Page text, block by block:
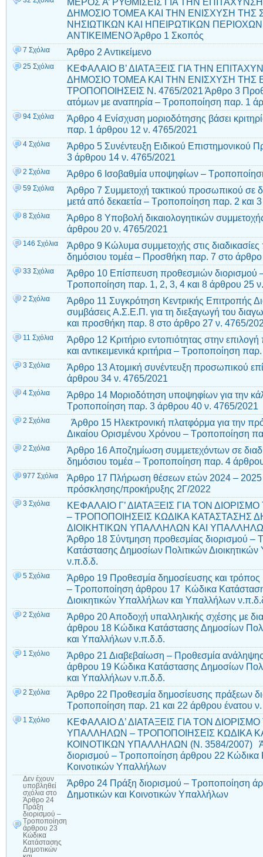
ΔΗΜΟΣΙΟ ΤΟΜΕΑ ΚΑΙ ΤΗΝ ΕΝΙΣΧΥΣΗ ΤΗΣ
ΝΗΣΙΩΤΙΚΩΝ ΚΑΙ ΗΠΕΙΡΩΤΙΚΩΝ
ΑΝΤΙΚΕIΜΕΝΟ Άρθρο 1 Σκοπός
7 Σχόλια Άρθρο 2 Αντικείμενο
25 Σχόλια
ΚΕΦΑΛΑΙΟ Β’ ΔΙΑΤΑΞΕΙΣ ΓΙΑ ΤΗΝ
ΔΗΜΟΣΙΟ ΤΟΜΕΑ ΚΑΙ ΤΗΝ ΕΝΙΣΧΥΣΗ ΤΗΣ
ΤΡΟΠΟΠΟΙΗΣΕΙΣ Ν. 4765/2021 Άρθρο 3
ατόμων με αναπηρία – Τροποποίηση παρ. 1
94 Σχόλια
Άρθρο 4 Ενίσχυση μοριοδότησης βάσει
παρ. 1 άρθρου 12 ν. 4765/2021
4 Σχόλια
Άρθρο 5 Συνέντευξη Ειδικού
3 άρθρου 14 ν. 4765/2021
2 Σχόλια Άρθρο 6 Ισοβαθμία υποψηφίων –
59 Σχόλια
Άρθρο 7 Συμμετοχή τακτικού προσωπικού σε
μετά από δεκαετία – Τροποποίηση παρ. 2 και
8 Σχόλια
Άρθρο 8 Υποβολή δικαιολογητικών
άρθρου 20 ν. 4765/2021
146 Σχόλια
Άρθρο 9 Κώλυμα συμμετοχής στις
δημόσιου τομέα – Προσθήκη παρ. 7 στο
33 Σχόλια
Άρθρο 10 Επίσπευση προθεσμιών
Τροποποίηση παρ. 1, 2, 3, 4 και 8 άρθρου 25
2 Σχόλια
Άρθρο 11 Συγκρότηση Κεντρικής Επιτροπής
συμβάσεις Α.Σ.Ε.Π. για τη διεξαγωγή του
και προσθήκη παρ. 8 στο άρθρο 27 ν. 4765/
11 Σχόλια
Άρθρο 12 Κριτήριο εντοπιότητας στην
και αντικειμενικά κριτήρια – Τροποποίηση
3 Σχόλια
Άρθρο 13 Ατομική συνέντευξη προσωπικού
άρθρου 34 ν. 4765/2021
4 Σχόλια
Άρθρο 14 Μοριοδότηση υποψηφίων για την
Τροποποίηση παρ. 3 άρθρου 40 ν. 4765/2021
2 Σχόλια
Άρθρο 15 Ηλεκτρονική πλατφόρμα για την
Δικαίου Ορισμένου Χρόνου – Τροποποίηση
2 Σχόλια
Άρθρο 16 Αποζημίωση συμμετεχόντων σε
δημόσιου τομέα – Τροποποίηση παρ. 4
977 Σχόλια
Άρθρο 17 Πλήρωση θέσεων ετών 2024 – 2025
πρόσκλησης/προκήρυξης 2Γ/2022
3 Σχόλια
ΚΕΦΑΛΑΙΟ Γ’ ΔΙΑΤΑΞΕΙΣ ΓΙΑ ΤΟΝ
– ΤΡΟΠΟΠΟΙΗΣΕΙΣ ΚΩΔΙΚΑ ΚΑΤΑΣΤΑΣΗΣ
ΔΙΟΙΚΗΤΙΚΩΝ ΥΠΑΛΛΗΛΩΝ ΚΑΙ
Άρθρο 18 Σύντμηση προθεσμίας διορισμού
Κατάστασης Δημοσίων Πολιτικών
ν.π.δ.δ.
5 Σχόλια
Άρθρο 19 Προθεσμία δημοσίευσης και τρόπος
– Τροποποίηση άρθρου 17 Κώδικα
Διοικητικών Υπαλλήλων και Υπαλλήλων
2 Σχόλια
Άρθρο 20 Αποδοχή υπαλληλικής σχέσης με
άρθρου 18 Κώδικα Κατάστασης Δημοσίων
και Υπαλλήλων ν.π.δ.δ.
1 Σχόλιο
Άρθρο 21 Διαβεβαίωση – Προθεσμία
άρθρου 19 Κώδικα Κατάστασης Δημοσίων
και Υπαλλήλων ν.π.δ.δ.
2 Σχόλια
Άρθρο 22 Προθεσμία δημοσίευσης πράξεων
Τροποποίηση παρ. 21 και 22 άρθρου ένατου
1 Σχόλιο
ΚΕΦΑΛΑΙΟ Δ’ ΔΙΑΤΑΞΕΙΣ ΓΙΑ ΤΟΝ
ΥΠΑΛΛΗΛΩΝ – ΤΡΟΠΟΠΟΙΗΣΕΙΣ ΚΩΔΙΚΑ
ΚΟΙΝΟΤΙΚΩΝ ΥΠΑΛΛΗΛΩΝ (Ν. 3584/2007)
διορισμού – Τροποποίηση άρθρου 22 Κώδικα
Κοινοτικών Υπαλλήλων
Δεν έχουν
υποβληθεί
σχόλια στο
Άρθρο 24
Πράξη
διορισμού –
Τροποποίηση
άρθρου 23
Κώδικα
Κατάστασης
Δημοτικών
Άρθρο 24 Πράξη διορισμού – Τροποποίηση
Δημοτικών και Κοινοτικών Υπαλλήλων